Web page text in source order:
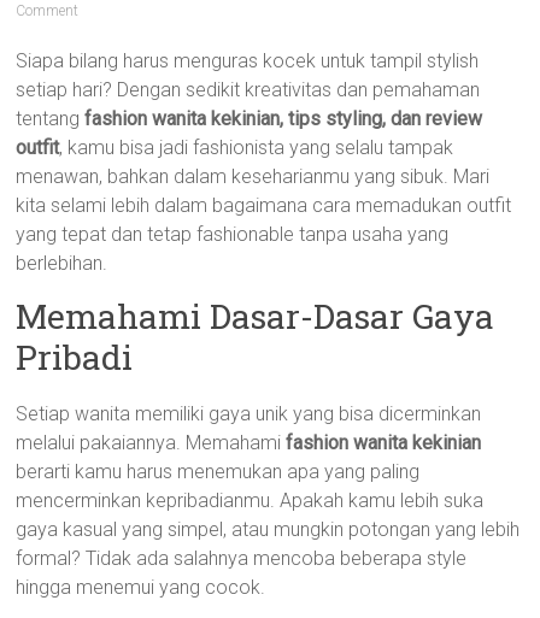
Comment
Siapa bilang harus menguras kocek untuk tampil stylish
setiap hari? Dengan sedikit kreativitas dan pemahaman
tentangfashion wanita kekinian, tips styling, dan review
outfit, kamu bisa jadi fashionista yang selalu tampak
menawan, bahkan dalam keseharianmu yang sibuk. Mari
kita selami lebih dalam bagaimana cara memadukan outfit
yang tepat dan tetap fashionable tanpa usaha yang
berlebihan.
Memahami Dasar-Dasar Gaya
Pribadi
Setiap wanita memiliki gaya unik yang bisa dicerminkan
melalui pakaiannya. Memahamifashion wanita kekinian
berarti kamu harus menemukan apa yang paling
mencerminkan kepribadianmu. Apakah kamu lebih suka
gaya kasual yang simpel, atau mungkin potongan yang lebih
formal? Tidak ada salahnya mencoba beberapa style
hingga menemui yang cocok.